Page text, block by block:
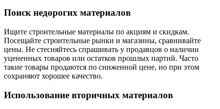
Поиск недорогих материалов
Ищите строительные материалы по акциям и скидкам.
Посещайте строительные рынки и магазины, сравнивайте
цены. Не стесняйтесь спрашивать у продавцов о наличии
уцененных товаров или остатков прошлых партий. Часто
такие товары продаются по сниженной цене, но при этом
сохраняют хорошее качество.
Использование вторичных материалов